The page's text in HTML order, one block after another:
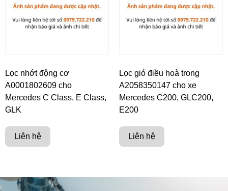
Lọc nhớt động cơ
A0001802609 cho
Mercedes C Class, E Class,
GLK
Liên hệ
Lọc gió điều hoà trong
A2058350147 cho xe
Mercedes C200, GLC200,
E200
Liên hệ